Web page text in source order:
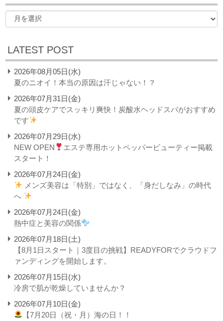
LATEST POST
2026年08月05日(水)
夏のニオイ！本当の原因は汗じゃない！？
2026年07月31日(金)
夏の頭皮ケアでスッキリ爽快！炭酸水ヘッドスパがおすすめ
です
2026年07月29日(水)
NEW OPEN
エステ専用ホットペッパービューティー掲載
スタート！
2026年07月24日(金)
メンズ美容は「特別」ではなく、「身だしなみ」の時代
へ
2026年07月24日(金)
熱中症と美容の関係
2026年07月18日(土)
【8月1日スタート｜3度目の挑戦】READYFORでクラウドフ
ァンディングを開始します。
2026年07月15日(水)
冷房で肌が乾燥していませんか？
2026年07月10日(金)
【7月20日（祝・月）海の日！！